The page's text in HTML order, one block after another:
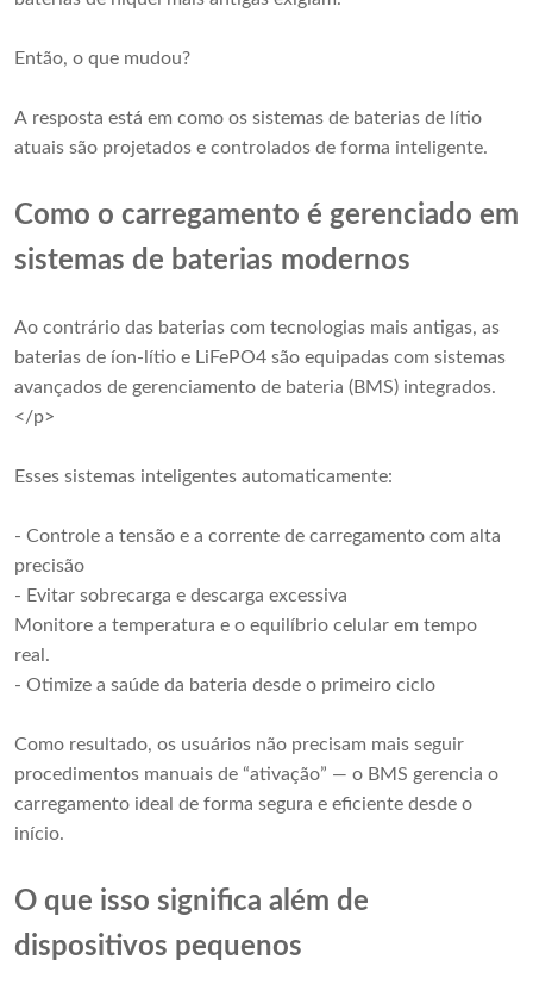
Então, o que mudou?
A resposta está em como os sistemas de baterias de lítio
atuais são projetados e controlados de forma inteligente.
Como o carregamento é gerenciado em
sistemas de baterias modernos
Ao contrário das baterias com tecnologias mais antigas, as
baterias de íon-lítio e LiFePO4 são equipadas com sistemas
avançados de gerenciamento de bateria (BMS) integrados.
</p>
Esses sistemas inteligentes automaticamente:
- Controle a tensão e a corrente de carregamento com alta
precisão
- Evitar sobrecarga e descarga excessiva
Monitore a temperatura e o equilíbrio celular em tempo
real.
- Otimize a saúde da bateria desde o primeiro ciclo
Como resultado, os usuários não precisam mais seguir
procedimentos manuais de “ativação” — o BMS gerencia o
carregamento ideal de forma segura e eficiente desde o
início.
O que isso significa além de
dispositivos pequenos